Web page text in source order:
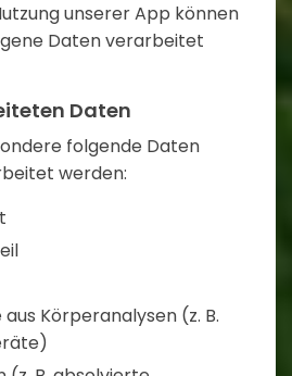
unserer App können
Daten verarbeitet
Daten
folgende Daten
werden:
Körperanalysen (z. B.